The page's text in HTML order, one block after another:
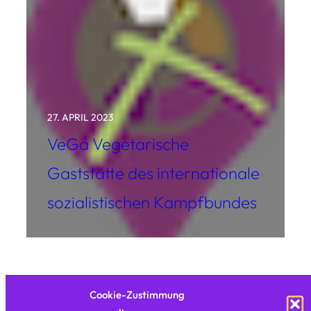
Cookie-Zustimmung
27. APRIL 2023
VeGa Vegetarische
Gaststätte des internationale
sozialistischen Kampfbundes